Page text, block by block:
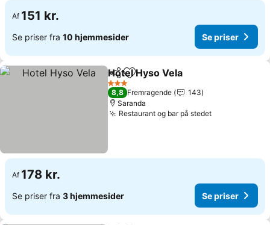
Af 151 kr.
Se priser fra 10 hjemmesider Se priser
Del Føj til favoritter
Hotel Hyso Vela
3 Stjerner
8,8 Fremragende
143
Saranda
Restaurant og bar på stedet
Af 178 kr.
Se priser fra 3 hjemmesider Se priser